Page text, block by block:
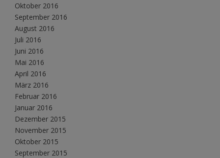
Oktober 2016
September 2016
August 2016
Juli 2016
Juni 2016
Mai 2016
April 2016
März 2016
Februar 2016
Januar 2016
Dezember 2015
November 2015
Oktober 2015
September 2015